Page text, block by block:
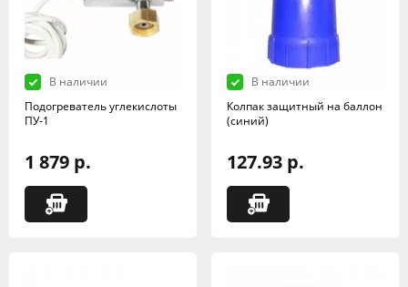
В наличии
Подогреватель углекислоты
ПУ-1
1 879 р.
В наличии
Колпак защитный на баллон
(синий)
127.93 р.